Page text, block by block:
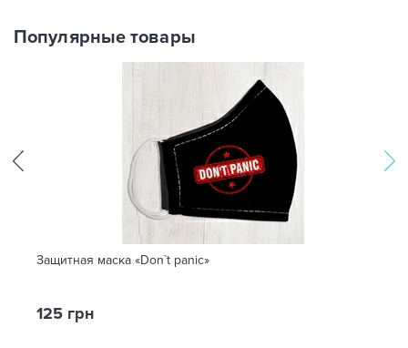
Популярные товары
Защитная маска «Don`t panic»
125 грн